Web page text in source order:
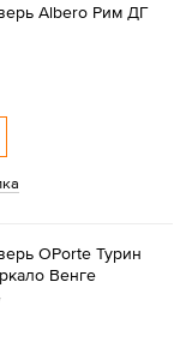
Albero Рим ДГ
OPorte Турин
Венге